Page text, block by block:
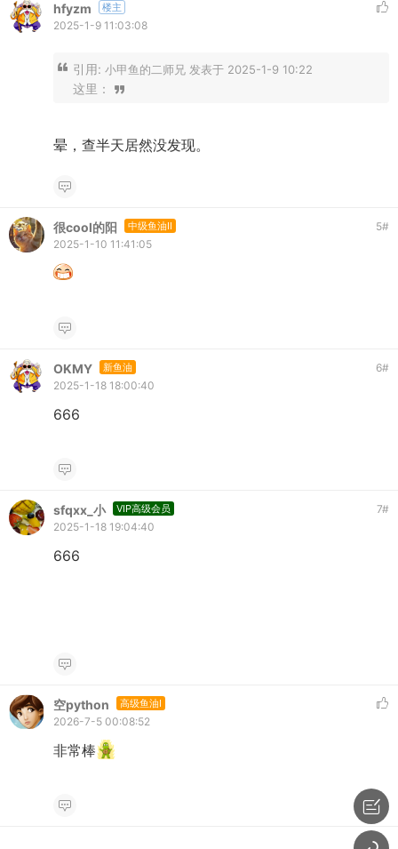
hfyzm 楼主
2025-1-9 11:03:08
引用: 小甲鱼的二师兄 发表于 2025-1-9 10:22
这里：
晕，查半天居然没发现。
很cool的阳 中级鱼油II 5#
2025-1-10 11:41:05
OKMY 新鱼油 6#
2025-1-18 18:00:40
666
sfqxx_小 VIP高级会员 7#
2025-1-18 19:04:40
666
空python 高级鱼油I
2026-7-5 00:08:52
非常棒